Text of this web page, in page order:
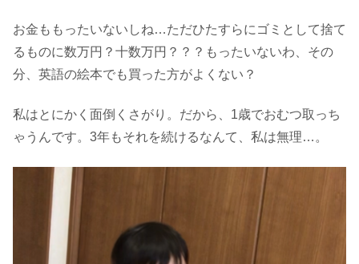
お金ももったいないしね…ただひたすらにゴミとして捨て
るものに数万円？十数万円？？？もったいないわ、その
分、英語の絵本でも買った方がよくない？
私はとにかく面倒くさがり。だから、1歳でおむつ取っち
ゃうんです。3年もそれを続けるなんて、私は無理…。